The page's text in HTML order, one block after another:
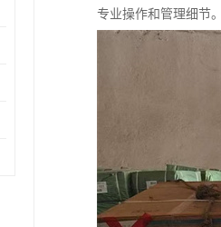
专业操作和管理细节。